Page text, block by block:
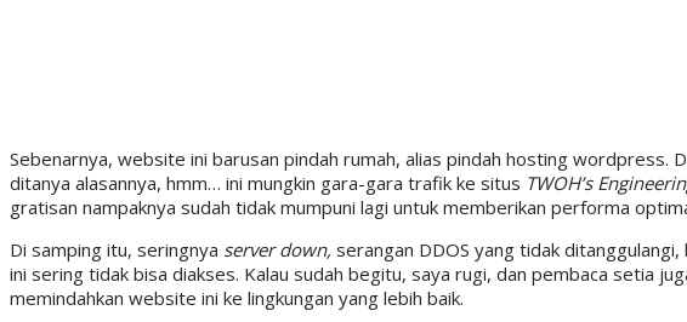
Sebenarnya, website ini barusan pindah rumah, alias pindah hosting wordpress.
ditanya alasannya, hmm… ini mungkin gara-gara trafik ke situs TWOH’s
gratisan nampaknya sudah tidak mumpuni lagi untuk memberikan performa
Di samping itu, seringnya server down, serangan DDOS yang tidak
ini sering tidak bisa diakses. Kalau sudah begitu, saya rugi, dan pembaca setia
memindahkan website ini ke lingkungan yang lebih baik.